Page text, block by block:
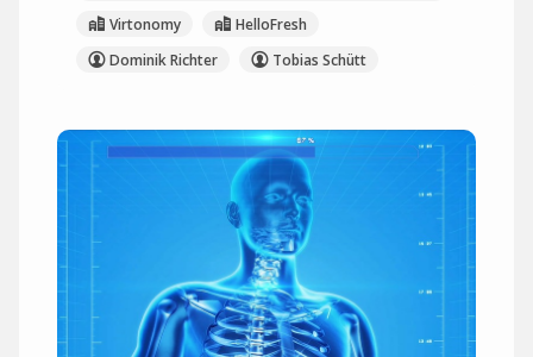
Virtonomy
HelloFresh
Dominik Richter
Tobias Schütt